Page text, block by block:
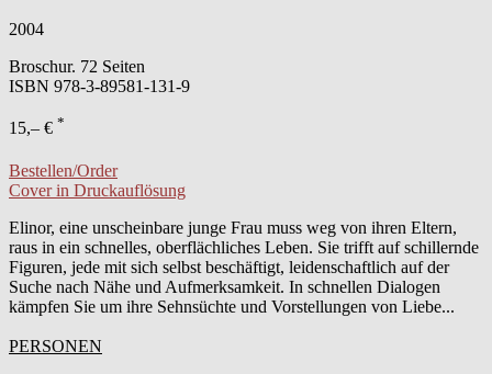
2004
Broschur. 72 Seiten
ISBN 978-3-89581-131-9
15,– € *
Bestellen/Order
Cover in Druckauflösung
Elinor, eine unscheinbare junge Frau muss weg von ihren Eltern,
raus in ein schnelles, oberflächliches Leben. Sie trifft auf schillernde
Figuren, jede mit sich selbst beschäftigt, leidenschaftlich auf der
Suche nach Nähe und Aufmerksamkeit. In schnellen Dialogen
kämpfen Sie um ihre Sehnsüchte und Vorstellungen von Liebe...
PERSONEN